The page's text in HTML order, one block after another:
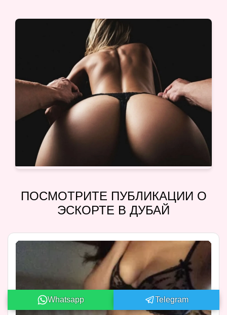
ПОСМОТРИТЕ ПУБЛИКАЦИИ О
ЭСКОРТЕ В ДУБАЙ
Whatsapp Telegram